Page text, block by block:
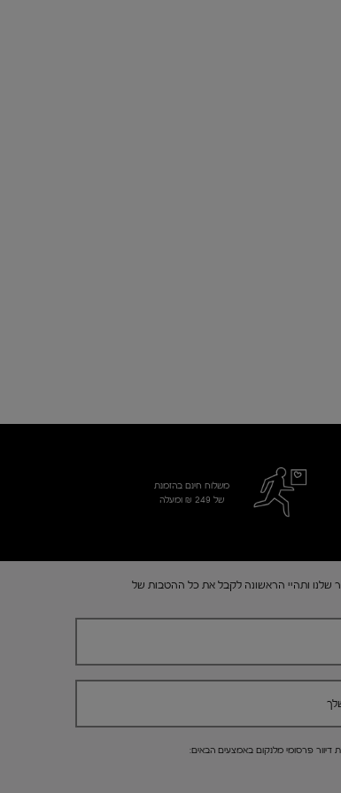
משלוח חינם בהזמנת
של 249 ₪ ומעלה
שלנו ותהיי הראשונה לקבל את כל ההטבות של
פרסומי מלנקום באמצעים הבאים: